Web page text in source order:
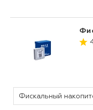
Фискальный